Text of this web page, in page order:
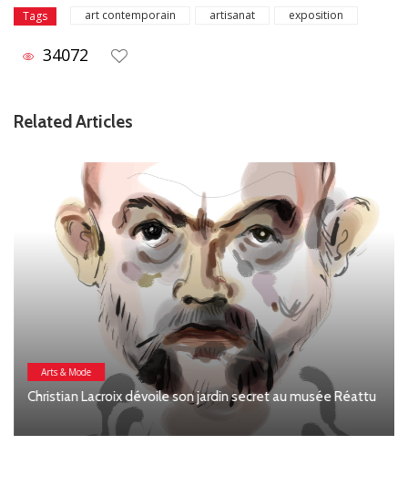
Tags art contemporain artisanat exposition
34072
Related Articles
Arts & Mode
Christian Lacroix dévoile son jardin secret au musée Réattu